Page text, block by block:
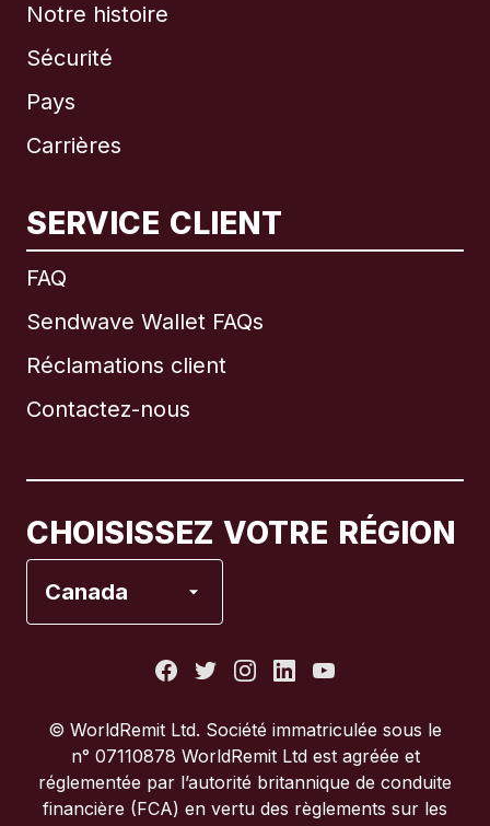
Notre histoire
Sécurité
Pays
Carrières
SERVICE CLIENT
FAQ
Sendwave Wallet FAQs
Réclamations client
Contactez-nous
CHOISISSEZ VOTRE RÉGION
Canada
International English
Brésil
Italie
© WorldRemit Ltd. Société immatriculée sous le
n° 07110878 WorldRemit Ltd est agréée et
réglementée par l’autorité britannique de conduite
financière (FCA) en vertu des règlements sur les